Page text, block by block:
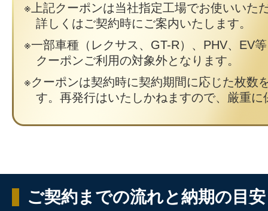
上記クーポンは当社指定工場でお使いいた
詳しくはご契約時にご案内いたします。
一部車種（レクサス、GT-R）、PHV、EV
クーポンご利用の対象外となります。
クーポンは契約時に契約期間に応じた枚数
す。再発行はいたしかねますので、厳重に
ご契約までの流れと納期の目安